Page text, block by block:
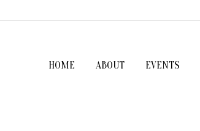
HOME ABOUT EVENTS